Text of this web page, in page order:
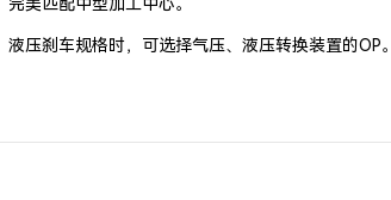
液压刹车规格时，可选择气压、液压转换装置的OP。